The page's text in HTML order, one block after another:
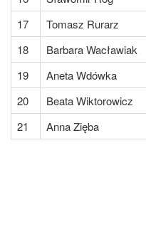
17
Tomasz Rurarz
18
Barbara Wacławiak
19
Aneta Wdówka
20
Beata Wiktorowicz
21
Anna Zięba